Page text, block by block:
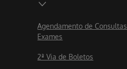
Agendamento de
Exames
2ª Via de Boletos